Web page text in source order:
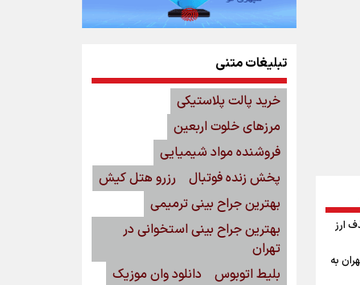
ارز
به
تبلیغات متنی
خرید پالت پلاستیکی
مرزهای خلوت اربعین
فروشنده مواد شیمیایی
پخش زنده فوتبال
رزرو هتل کیش
بهترین جراح بینی ترمیمی
بهترین جراح بینی استخوانی در
تهران
بلیط اتوبوس
دانلود وان موزیک